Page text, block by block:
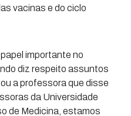
vacinas e do ciclo
importante no
diz respeito assuntos
a professora que disse
da Universidade
de Medicina, estamos